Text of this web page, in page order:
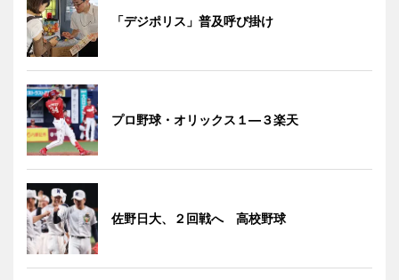
「デジポリス」普及呼び掛け
プロ野球・オリックス１―３楽天
佐野日大、２回戦へ 高校野球